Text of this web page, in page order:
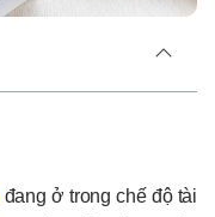
đang ở trong chế độ tài